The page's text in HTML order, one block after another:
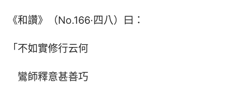
《和讚》（No.166·四八）曰：
「不如實修行云何
鸞師釋意甚善巧